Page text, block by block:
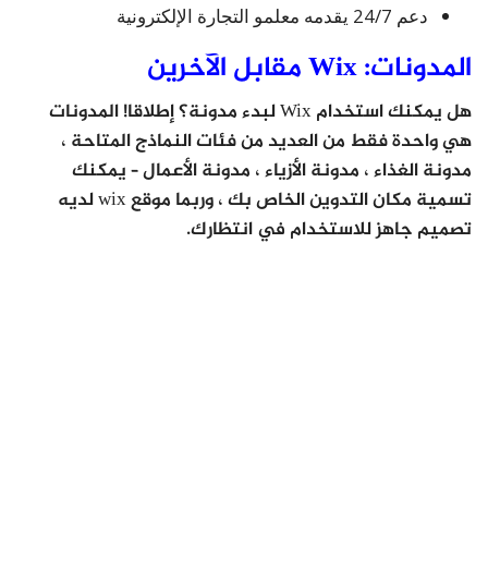
دعم 24/7 يقدمه معلمو التجارة الإلكترونية
المدونات: Wix مقابل الآخرين
هل يمكنك استخدام Wix لبدء مدونة؟ إطلاقا! المدونات
هي واحدة فقط من العديد من فئات النماذج المتاحة ،
مدونة الغذاء ، مدونة الأزياء ، مدونة الأعمال – يمكنك
تسمية مكان التدوين الخاص بك ، وربما موقع wix لديه
تصميم جاهز للاستخدام في انتظارك.